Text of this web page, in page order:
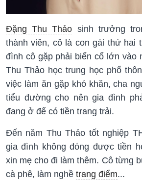
Đặng Thu Thảo sinh trưởng
thành viên, cô là con gái thứ hai
đình cô gặp phải biến cố lớn vào
Thu Thảo học trung học phổ
việc làm ăn gặp khó khăn, cha
tiểu đường cho nên gia đình
đang ở để có tiền trang trải.
Đến năm Thu Thảo tốt nghiệp
gia đình không đóng được tiền
xin mẹ cho đi làm thêm. Cô từng
cà phê, làm nghề trang điểm...